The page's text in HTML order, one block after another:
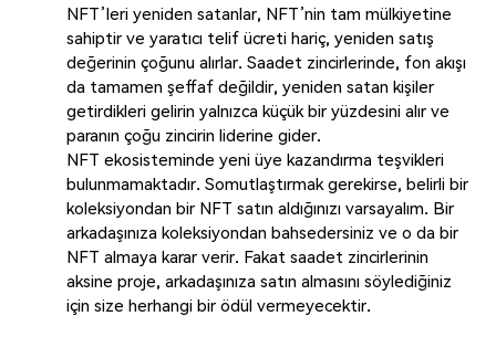
NFT’leri yeniden satanlar, NFT’nin tam mülkiyetine
sahiptir ve yaratıcı telif ücreti hariç, yeniden satış
değerinin çoğunu alırlar. Saadet zincirlerinde, fon akışı
da tamamen şeffaf değildir, yeniden satan kişiler
getirdikleri gelirin yalnızca küçük bir yüzdesini alır ve
paranın çoğu zincirin liderine gider.
NFT ekosisteminde yeni üye kazandırma teşvikleri
bulunmamaktadır. Somutlaştırmak gerekirse, belirli bir
koleksiyondan bir NFT satın aldığınızı varsayalım. Bir
arkadaşınıza koleksiyondan bahsedersiniz ve o da bir
NFT almaya karar verir. Fakat saadet zincirlerinin
aksine proje, arkadaşınıza satın almasını söylediğiniz
için size herhangi bir ödül vermeyecektir.